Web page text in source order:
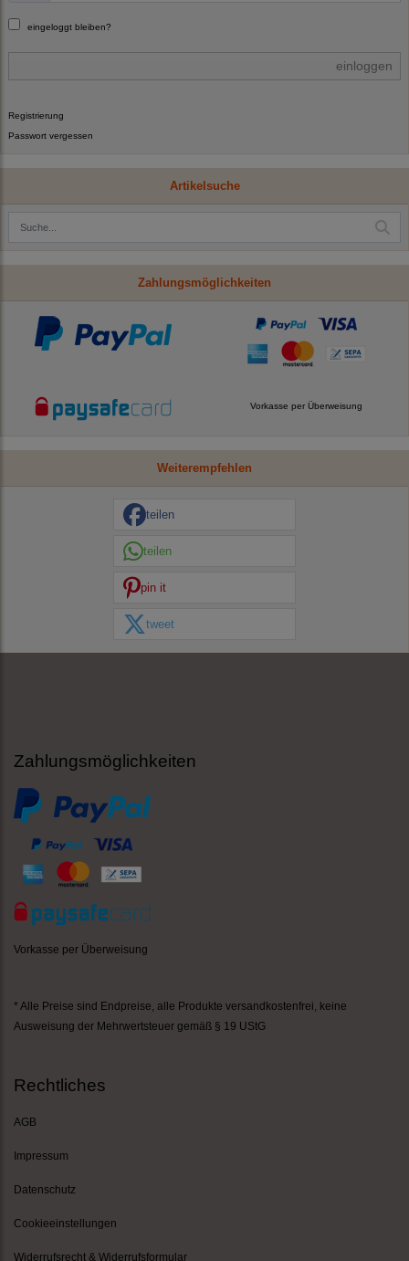
eingeloggt bleiben?
einloggen
Registrierung
Passwort vergessen
Artikelsuche
Zahlungsmöglichkeiten
Vorkasse per Überweisung
Weiterempfehlen
teilen
teilen
pin it
tweet
Zahlungsmöglichkeiten
Vorkasse per Überweisung
* Alle Preise sind Endpreise, alle Produkte versandkostenfrei , keine
Ausweisung der Mehrwertsteuer gemäß § 19 UStG
Rechtliches
AGB
Impressum
Datenschutz
Cookieeinstellungen
Widerrufsrecht & Widerrufsformular